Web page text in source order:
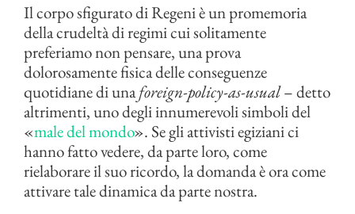
Il corpo sfigurato di Regeni è un promemoria
della crudeltà di regimi cui solitamente
preferiamo non pensare, una prova
dolorosamente fisica delle conseguenze
quotidiane di unaforeign-policy-as-usual– detto
altrimenti, uno degli innumerevoli simboli del
«male del mondo». Se gli attivisti egiziani ci
hanno fatto vedere, da parte loro, come
rielaborare il suo ricordo, la domanda è ora come
attivare tale dinamica da parte nostra.